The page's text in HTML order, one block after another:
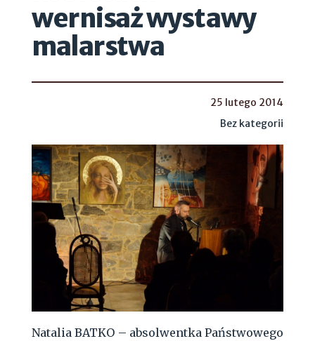
wernisaż wystawy
malarstwa
25 lutego 2014
Bez kategorii
Natalia BATKO – absolwentka Państwowego